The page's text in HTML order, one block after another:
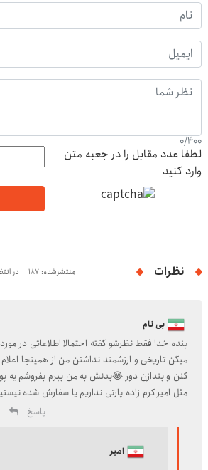
0/400
لطفا عدد مقابل را در جعبه متن
وارد کنید
نظرات منتشرشده: 187 در
بی نام
بنده خدا فقط نظرشو گفته احتمالا اطلاعاتی در مورد
میگن تاریخی و ارزشمند نداشتن من از همینجا
کنن و بندازن دور 😂بدنش به من ببرم بفروشم یه
مثل امیر کرم زاده پارتی نداریم یا سفارش شده
پاسخ
امیر